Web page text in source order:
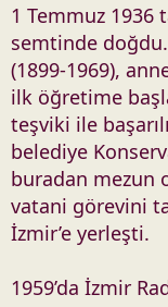
1 Temmuz 1936
semtinde doğdu.
(1899-1969),
ilk öğretime
teşviki ile
belediye
buradan mezun
vatani görevini
İzmir’e yerleşti.
1959’da İzmir